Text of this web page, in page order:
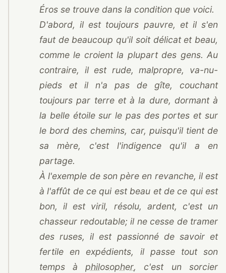
Éros se trouve dans la condition que voici.
D'abord, il est toujours pauvre, et il s'en
faut de beaucoup qu'il soit délicat et beau,
comme le croient la plupart des gens. Au
contraire, il est rude, malpropre, va-nu-
pieds et il n'a pas de gîte, couchant
toujours par terre et à la dure, dormant à
la belle étoile sur le pas des portes et sur
le bord des chemins, car, puisqu'il tient de
sa mère, c'est l'indigence qu'il a en
partage.
À l'exemple de son père en revanche, il est
à l'affût de ce qui est beau et de ce qui est
bon, il est viril, résolu, ardent, c'est un
chasseur redoutable; il ne cesse de tramer
des ruses, il est passionné de savoir et
fertile en expédients, il passe tout son
temps à philosopher, c'est un sorcier